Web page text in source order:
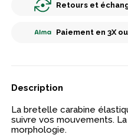
Retours et
Paiement en 3X
Description
La bretelle carabine
suivre vos mouvements.
morphologie.